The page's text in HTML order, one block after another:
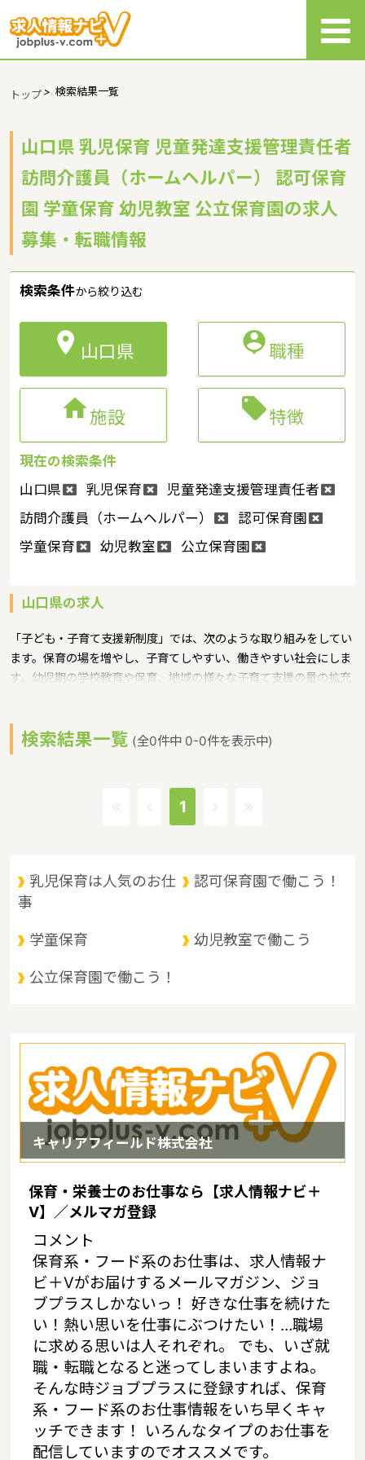
トップ> 検索結果一覧
山口県 乳児保育 児童発達支援管理責任者
訪問介護員（ホームヘルパー） 認可保育
園 学童保育 幼児教室 公立保育園の求人
募集・転職情報
検索条件から絞り込む
 山口県 職種
施設 特徴
現在の検索条件
山口県
乳児保育
児童発達支援管理責任者
訪問介護員（ホームヘルパー）
認可保育園
学童保育
幼児教室 公立保育園
山口県の求人
「子ども・子育て支援新制度」では、次のような取り組みをしてい
ます。保育の場を増やし、子育てしやすい、働きやすい社会にしま
す。幼児期の学校教育や保育、地域の様々な子育て支援の量の拡充
す。 山口県の人口は1382785人（2017/8/1現在）です。山口県内
には、保育所や保育施設が438施設あり、保育士求人倍率が1.31と
県は、三方が海に開かれ、中央部を東西に中国山地が走り、大きく
きよしだい）国定公園、原生林と渓谷美の西中国山地国定公園等の
景勝地を抱き、四季折々の変化に富んでいるというような特徴があ
るエリアです。
検索結果一覧 (全0件中 0-0件を表示中)
1
乳児保育は人気のお仕
事
認可保育園で働こう！
学童保育 幼児教室で働こう
公立保育園で働こう！
キャリアフィールド株式会社
保育・栄養士のお仕事なら【求人情報ナビ＋
V】／メルマガ登録
コメント
保育系・フード系のお仕事は、求人情報ナ
ビ＋Vがお届けするメールマガジン、ジョ
ブプラスしかないっ！ 好きな仕事を続けた
い！熱い思いを仕事にぶつけたい！…職場
に求める思いは人それぞれ。 でも、いざ就
職・転職となると迷ってしまいますよね。
そんな時ジョブプラスに登録すれば、保育
系・フード系のお仕事情報をいち早くキャ
ッチできます！ いろんなタイプのお仕事を
配信していますのでオススメです。